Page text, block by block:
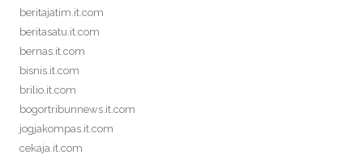
beritajatim.it.com
beritasatu.it.com
bernas.it.com
bisnis.it.com
brilio.it.com
bogortribunnews.it.com
jogjakompas.it.com
cekaja.it.com